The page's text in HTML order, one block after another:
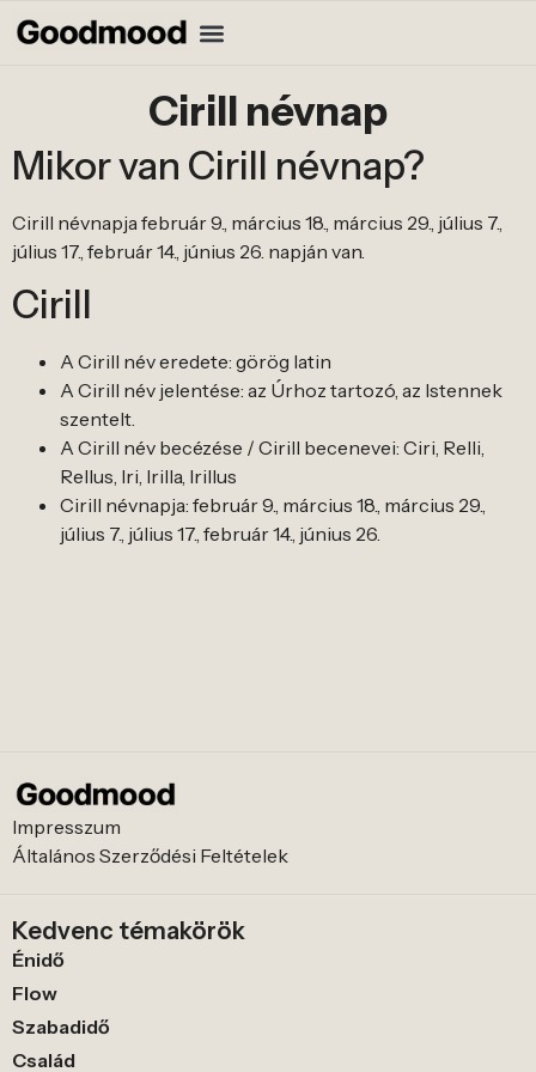
Cirill névnap
Mikor van Cirill névnap?
Cirill névnapja február 9., március 18., március 29., július 7.,
július 17., február 14., június 26. napján van.
Cirill
A Cirill név eredete: görög latin
A Cirill név jelentése: az Úrhoz tartozó, az Istennek
szentelt.
A Cirill név becézése / Cirill becenevei: Ciri, Relli,
Rellus, Iri, Irilla, Irillus
Cirill névnapja: február 9., március 18., március 29.,
július 7., július 17., február 14., június 26.
Impresszum
Általános Szerződési Feltételek
Kedvenc témakörök
Énidő
Flow
Szabadidő
Család